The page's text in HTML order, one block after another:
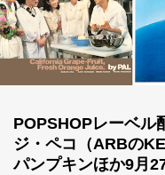
POPSHOPレーベル
ジ・ペコ（ARBの
パンプキンほか9月